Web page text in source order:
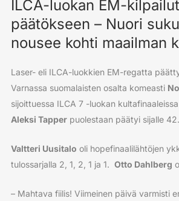
ILCA-luokan EM-kilpailut
päätökseen – Nuori
nousee kohti maailman
Laser- eli ILCA-luokkien EM-regatta
Varnassa suomalaisten osalta komeasti
sijoittuessa ILCA 7 -luokan
Aleksi Tapperpuolestaan päätyi sijalle 42.
Valtteri Uusitalo oli hopefinaalilähtöjen
tulossarjalla 2, 1, 2, 1 ja 1. Otto Dahlberg
– Mahtava fiilis! Viimeinen päivä varmisti